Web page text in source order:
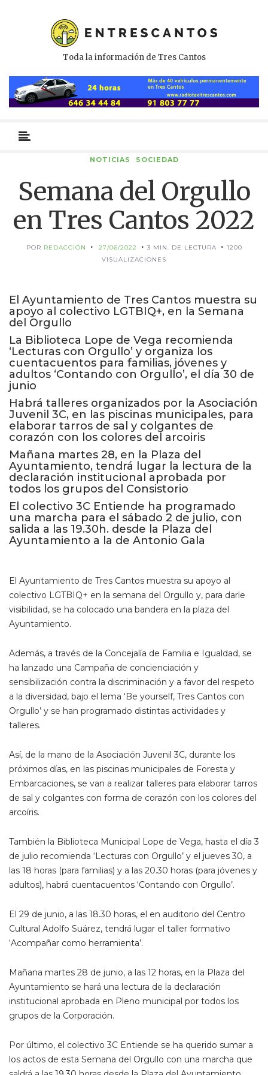
Toda la información de Tres Cantos
primario
NOTICIAS SOCIEDAD
Semana del Orgullo
en Tres Cantos 2022
POR REDACCIÓN 27/06/2022 3 MIN. DE LECTURA
1200
VISUALIZACIONES
El Ayuntamiento de Tres Cantos muestra su
apoyo al colectivo LGTBIQ+, en la Semana
del Orgullo
La Biblioteca Lope de Vega recomienda
‘Lecturas con Orgullo’ y organiza los
cuentacuentos para familias, jóvenes y
adultos ‘Contando con Orgullo’, el día 30 de
junio
Habrá talleres organizados por la Asociación
Juvenil 3C, en las piscinas municipales, para
elaborar tarros de sal y colgantes de
corazón con los colores del arcoiris
Mañana martes 28, en la Plaza del
Ayuntamiento, tendrá lugar la lectura de la
declaración institucional aprobada por
todos los grupos del Consistorio
El colectivo 3C Entiende ha programado
una marcha para el sábado 2 de julio, con
salida a las 19.30h. desde la Plaza del
Ayuntamiento a la de Antonio Gala
El Ayuntamiento de Tres Cantos muestra su apoyo al
colectivo LGTBIQ+ en la semana del Orgullo y, para darle
visibilidad, se ha colocado una bandera en la plaza del
Ayuntamiento.
Además, a través de la Concejalía de Familia e Igualdad, se
ha lanzado una Campaña de concienciación y
sensibilización contra la discriminación y a favor del respeto
a la diversidad, bajo el lema ‘Be yourself, Tres Cantos con
Orgullo’ y se han programado distintas actividades y
talleres.
Así, de la mano de la Asociación Juvenil 3C, durante los
próximos días, en las piscinas municipales de Foresta y
Embarcaciones, se van a realizar talleres para elaborar tarros
de sal y colgantes con forma de corazón con los colores del
arcoíris.
También la Biblioteca Municipal Lope de Vega, hasta el día 3
de julio recomienda ‘Lecturas con Orgullo’ y el jueves 30, a
las 18 horas (para familias) y a las 20.30 horas (para jóvenes y
adultos), habrá cuentacuentos ‘Contando con Orgullo’.
El 29 de junio, a las 18.30 horas, el en auditorio del Centro
Cultural Adolfo Suárez, tendrá lugar el taller formativo
‘Acompañar como herramienta’.
Mañana martes 28 de junio, a las 12 horas, en la Plaza del
Ayuntamiento se hará una lectura de la declaración
institucional aprobada en Pleno municipal por todos los
grupos de la Corporación.
Por último, el colectivo 3C Entiende se ha querido sumar a
los actos de esta Semana del Orgullo con una marcha que